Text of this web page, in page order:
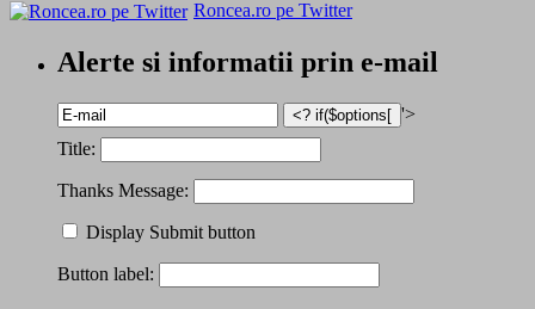
Roncea.ro pe Twitter
Alerte si informatii prin e-mail
'>
Title:
Thanks Message:
Display Submit button
Button label: